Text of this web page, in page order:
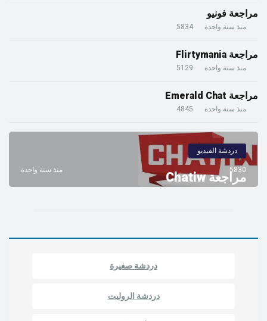
مراجعة فونيو
منذ سنة واحدة 5834
مراجعة Flirtymania
منذ سنة واحدة 5129
مراجعة Emerald Chat
منذ سنة واحدة 4845
دردشة الفيديو
مراجعة Chatiw منذ سنة واحدة 5830
دردشة صغيرة
دردشة الروليت